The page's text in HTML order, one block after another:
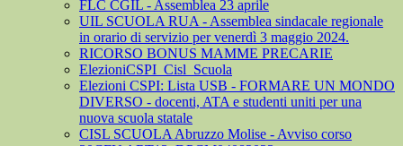
FLC CGIL - Assemblea 23 aprile
UIL SCUOLA RUA - Assemblea sindacale regionale
in orario di servizio per venerdì 3 maggio 2024.
RICORSO BONUS MAMME PRECARIE
ElezioniCSPI_Cisl_Scuola
Elezioni CSPI: Lista USB - FORMARE UN MONDO
DIVERSO - docenti, ATA e studenti uniti per una
nuova scuola statale
CISL SCUOLA Abruzzo Molise - Avviso corso